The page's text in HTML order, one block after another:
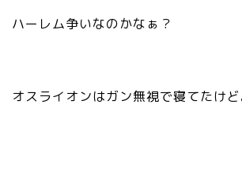
ハーレム争いなのかなぁ？
オスライオンはガン無視で寝てたけど